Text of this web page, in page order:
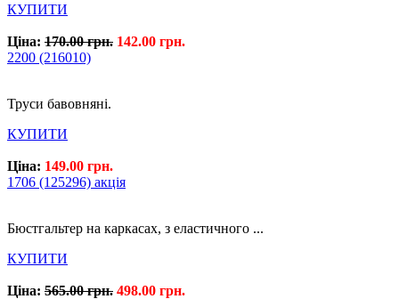
КУПИТИ
Ціна: 170.00 грн. 142.00 грн.
2200 (216010)
Труси бавовняні.
КУПИТИ
Ціна: 149.00 грн.
1706 (125296) акція
Бюстгальтер на каркасах, з еластичного ...
КУПИТИ
Ціна: 565.00 грн. 498.00 грн.